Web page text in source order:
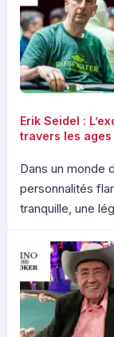
Erik Seidel :
travers les ages
Dans un monde
personnalités
tranquille, une